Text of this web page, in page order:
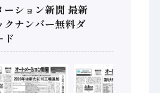
ーション新聞 最新
クナンバー無料ダ
ド